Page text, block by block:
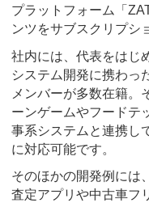
プラットフォーム「
ンツをサブスクリプシ
社内には、代表をはじ
システム開発に携わっ
メンバーが多数在籍。
ーンゲームやフードテ
事系システムと連携し
に対応可能です。
そのほかの開発例には
査定アプリや中古車フ